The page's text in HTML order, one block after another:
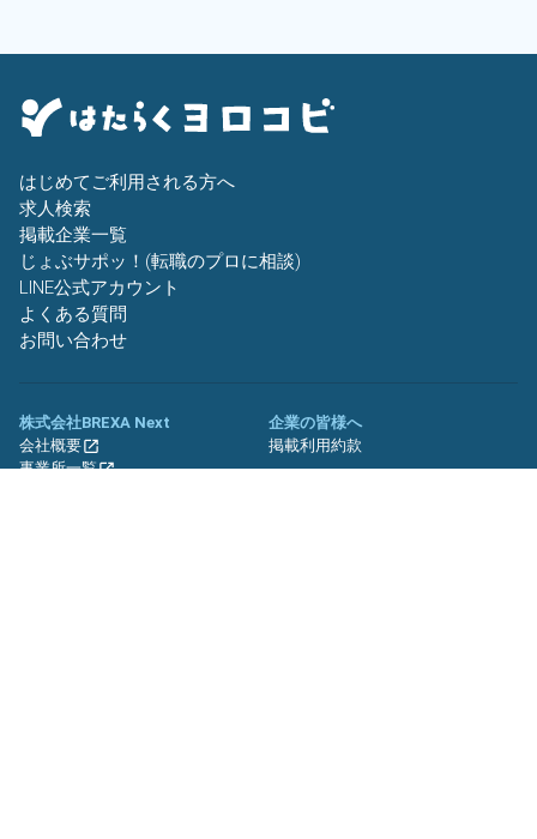
はじめてご利用される方へ
求人検索
掲載企業一覧
じょぶサポッ！(転職のプロに相談)
LINE公式アカウント
よくある質問
お問い合わせ
株式会社BREXA Next
会社概要
事業所一覧
企業の皆様へ
掲載利用約款